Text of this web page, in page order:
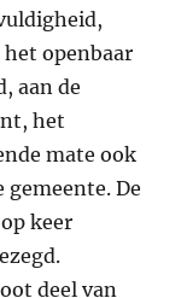
openbaar
aan de
het
mate ook
De
keer
deel van